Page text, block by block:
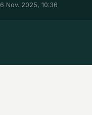
6 Nov. 2025, 10:36